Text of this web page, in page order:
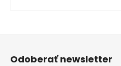
Z
Odoberať newsletter